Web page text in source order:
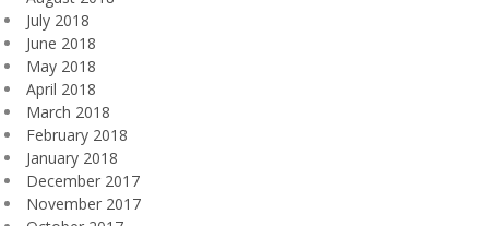
July 2018
June 2018
May 2018
April 2018
March 2018
February 2018
January 2018
December 2017
November 2017